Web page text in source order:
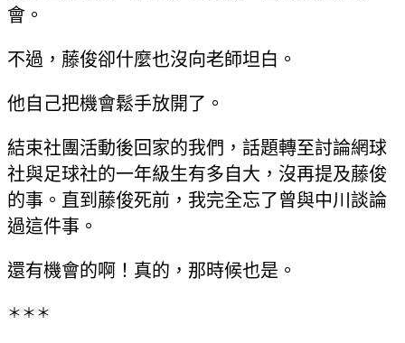
會。
不過，藤俊卻什麼也沒向老師坦白。
他自己把機會鬆手放開了。
結束社團活動後回家的我們，話題轉至討論網球
社與足球社的一年級生有多自大，沒再提及藤俊
的事。直到藤俊死前，我完全忘了曾與中川談論
過這件事。
還有機會的啊！真的，那時候也是。
＊＊＊